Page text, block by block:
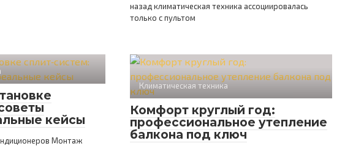
назад климатическая техника ассоциировалась
только с пультом
кейсы
Монтаж
Климатическая техника
Комфорт круглый год:
профессиональное утепление
балкона под ключ